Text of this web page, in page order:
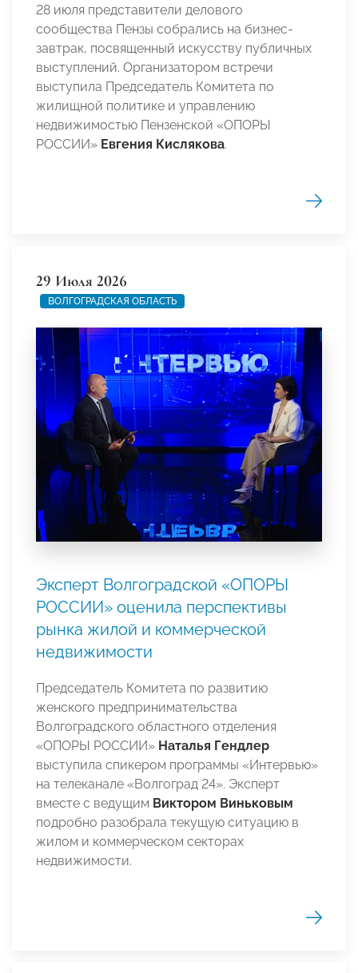
28 июля представители делового
сообщества Пензы собрались на бизнес-
завтрак, посвященный искусству публичных
выступлений. Организатором встречи
выступила Председатель Комитета по
жилищной политике и управлению
недвижимостью Пензенской «ОПОРЫ
РОССИИ» Евгения Кислякова.
29 Июля 2026
ВОЛГОГРАДСКАЯ ОБЛАСТЬ
Эксперт Волгоградской «ОПОРЫ
РОССИИ» оценила перспективы
рынка жилой и коммерческой
недвижимости
Председатель Комитета по развитию
женского предпринимательства
Волгоградского областного отделения
«ОПОРЫ РОССИИ» Наталья Гендлер
выступила спикером программы «Интервью»
на телеканале «Волгоград 24». Эксперт
вместе с ведущим Виктором Виньковым
подробно разобрала текущую ситуацию в
жилом и коммерческом секторах
недвижимости.